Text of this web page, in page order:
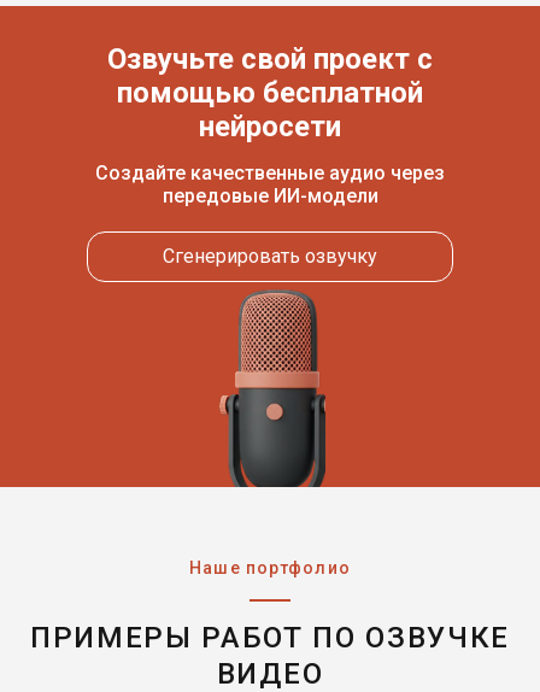
Озвучьте свой проект с
помощью бесплатной
нейросети
Создайте качественные аудио через
передовые ИИ-модели
Сгенерировать озвучку
Наше портфолио
ПРИМЕРЫ РАБОТ ПО ОЗВУЧКЕ
ВИДЕО